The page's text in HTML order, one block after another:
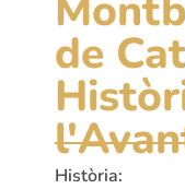
de
Història: